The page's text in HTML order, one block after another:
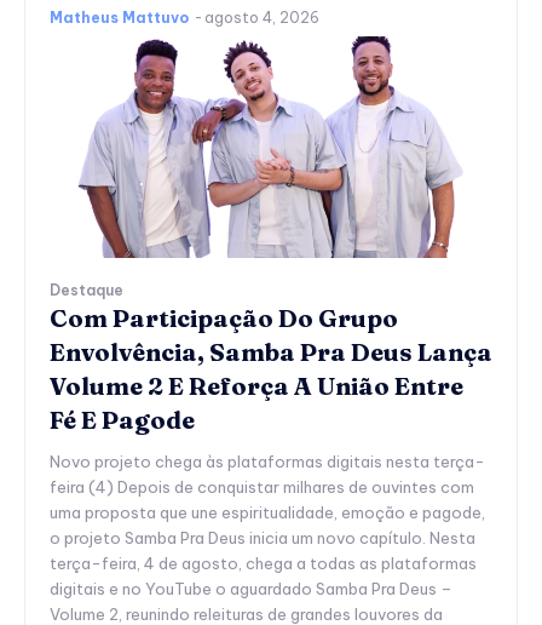
Matheus Mattuvo - agosto 4, 2026
Destaque
Com Participação Do Grupo
Envolvência, Samba Pra Deus Lança
Volume 2 E Reforça A União Entre
Fé E Pagode
Novo projeto chega às plataformas digitais nesta terça-
feira (4) Depois de conquistar milhares de ouvintes com
uma proposta que une espiritualidade, emoção e pagode,
o projeto Samba Pra Deus inicia um novo capítulo. Nesta
terça-feira, 4 de agosto, chega a todas as plataformas
digitais e no YouTube o aguardado Samba Pra Deus –
Volume 2, reunindo releituras de grandes louvores da